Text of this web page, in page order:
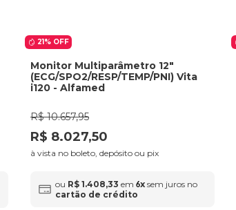
21% OFF
Monitor Multiparâmetro 12"
(ECG/SPO2/RESP/TEMP/PNI) Vita
i120 - Alfamed
R$ 10.657,95
R$ 8.027,50
à vista no boleto, depósito ou pix
ou R$ 1.408,33 em 6x sem juros no
cartão de crédito